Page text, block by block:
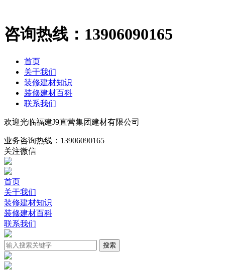
咨询热线： 13906090165
首页
关于我们
装修建材知识
装修建材百科
联系我们
欢迎光临福建J9直营集团建材有限公司
业务咨询热线： 13906090165
关注微信
首页
关于我们
装修建材知识
装修建材百科
联系我们